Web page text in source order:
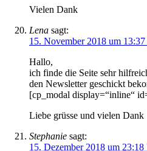
Vielen Dank
Lena sagt:
15. November 2018 um
Hallo,
ich finde die Seite sehr
den Newsletter geschickt
[cp_modal display=“inline“
Liebe grüsse und vielen Dank
Stephanie sagt:
15. Dezember 2018 um 23:18